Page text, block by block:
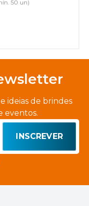
50 un)
ideias de brindes
eventos.
INSCREVER